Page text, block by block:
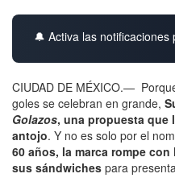
🔔 Activa las
CIUDAD DE MÉXICO.—
goles se celebran en grande,
Golazos, una propuesta que
antojo. Y no es solo por el
60 años, la marca rompe
sus sándwiches para